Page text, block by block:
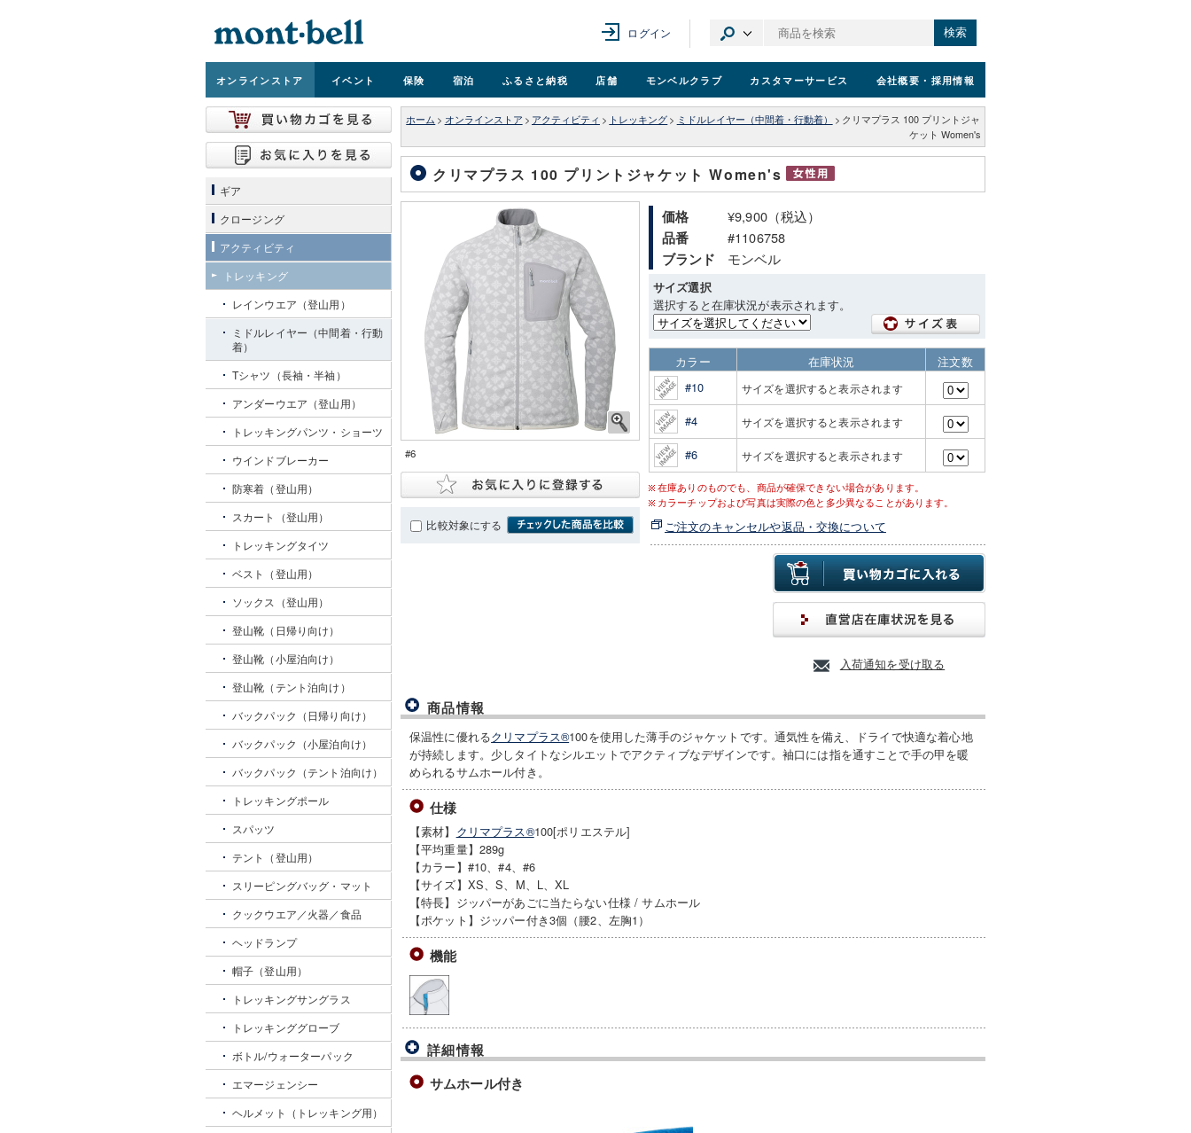
ログイン 検索
オンラインストア イベント 保険 宿泊 ふるさと納税 店舗 モンベルクラブ カスタマーサービス 会社概要 ・採用情報
ホーム > オンラインストア > アクティビティ > トレッキング > ミドルレイヤー（中間着・行動着） > クリマプラス 100 プリントジャ
ケット Women's
クリマプラス 100 プリントジャケット Women's
#6
比較対象にする
価格 ¥9,900（税込）
品番 #1106758
ブランド モンベル
サイズ選択
選択すると在庫状況が表示されます。
カラー 在庫状況
注文数
#10
サイズを選択すると表示されます
#4 サイズを選択すると表示されます
#6 サイズを選択すると表示されます
在庫ありのものでも、商品が確保できない場合があります。
カラーチップおよび写真は実際の色と多少異なることがあります。
ご注文のキャンセルや返品・交換について
入荷通知を受け取る
商品情報
保温性に優れるクリマプラス®100を使用した薄手のジャケットです。通気性を備え、ドライで快適な着心地
が持続します。少しタイトなシルエットでアクティブなデザインです。袖口には指を通すことで手の甲を暖
められるサムホール付き。
仕様
【素材】 クリマプラス®100[ポリエステル]
【平均重量】289g
【カラー】#10、#4、#6
【サイズ】XS、S、M、L、XL
【特長】ジッパーがあごに当たらない仕様 / サムホール
【ポケット】ジッパー付き3個（腰2、左胸1）
機能
詳細情報
サムホール付き
ギア
クロージング
アクティビティ
トレッキング
レインウエア（登山用）
ミドルレイヤー（中間着・行動
着）
Tシャツ（長袖・半袖）
アンダーウエア（登山用）
トレッキングパンツ・ショーツ
ウインドブレーカー
防寒着（登山用）
スカート（登山用）
トレッキングタイツ
ベスト（登山用）
ソックス（登山用）
登山靴（日帰り向け）
登山靴（小屋泊向け）
登山靴（テント泊向け）
バックパック（日帰り向け）
バックパック（小屋泊向け）
バックパック（テント泊向け）
トレッキングポール
スパッツ
テント（登山用）
スリーピングバッグ・マット
クックウエア／火器／食品
ヘッドランプ
帽子（登山用）
トレッキングサングラス
トレッキンググローブ
ボトル/ウォーターパック
エマージェンシー
ヘルメット（トレッキング用）